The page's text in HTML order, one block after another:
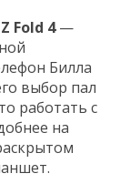
Fold 4—
Билла
выбор пал
работать с
на